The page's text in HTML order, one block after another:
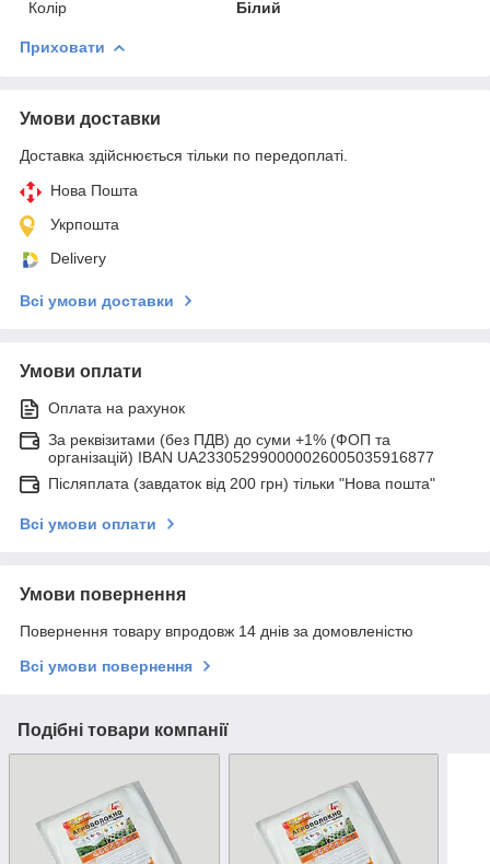
Колір
Білий
Приховати
Умови доставки
Доставка здійснюється тільки по передоплаті.
Нова Пошта
Укрпошта
Delivery
Всі умови доставки
Умови оплати
Оплата на рахунок
За реквізитами (без ПДВ) до суми +1% (ФОП та
організацій) IBAN UA233052990000026005035916877
Післяплата (завдаток від 200 грн) тільки "Нова пошта"
Всі умови оплати
Умови повернення
Повернення товару впродовж 14 днів за домовленістю
Всі умови повернення
Подібні товари компанії